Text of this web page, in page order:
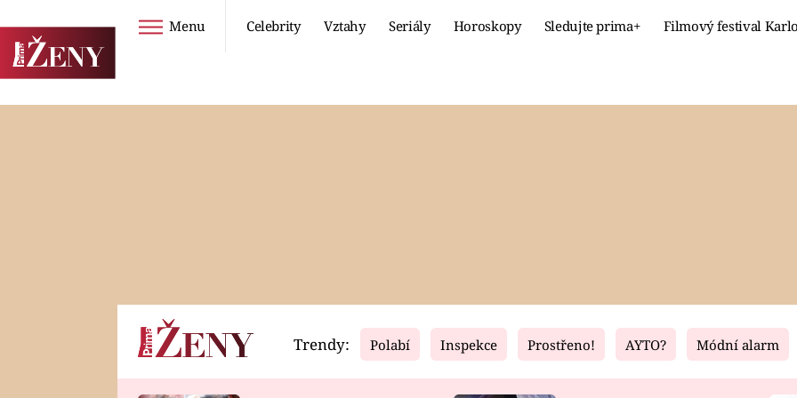
Menu Celebrity Vztahy Seriály Horoskopy Sledujte prima+ Filmový festival
Horoskopy Video Fresh Living
Trendy: Polabí Inspekce Prostřeno! AYTO? Módní alarm